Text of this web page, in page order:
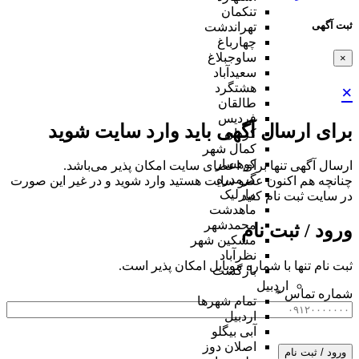
ثبت آگهی
×
×
برای ارسال آگهی باید وارد سایت شوید
ارسال آگهی تنها برای اعضای سایت امکان پذیر می‌باشد.
چنانچه هم‌ اکنون عضو سایت هستید وارد شوید و در غیر این صورت
در سایت ثبت نام کنید
ورود / ثبت نام
ثبت نام تنها با شماره موبایل امکان پذیر است.
شماره تماس*
ورود / ثبت نام
تنکمان
تهراندشت
چهارباغ
ساوجبلاغ
سعیدآباد
هشتگرد
طالقان
فردیس
کردان
کمال شهر
کوهسار
گرمدره
مارلیک
ماهدشت
محمدشهر
مشکین شهر
نظرآباد
بازگشت
اردبیل
تمام شهر‌ها
اردبیل
آبی بیگلو
اصلان دوز